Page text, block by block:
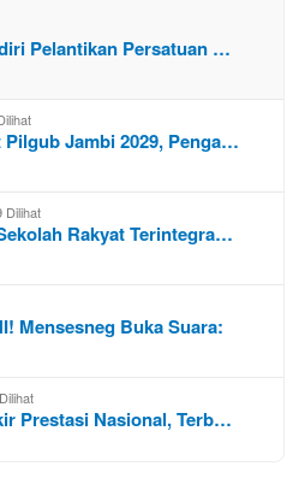
Pelantikan Persatuan …
Jambi 2029, Penga…
Dilihat
Rakyat Terintegra…
Mensesneg Buka Suara:
Prestasi Nasional, Terb…